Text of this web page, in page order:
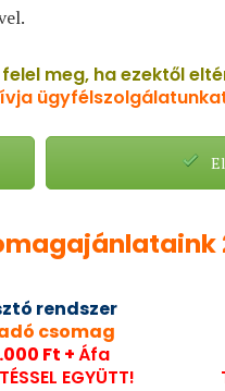
meg, ha ezektől
rendszer
csomag
Ft +Áfa
EGYÜTT!